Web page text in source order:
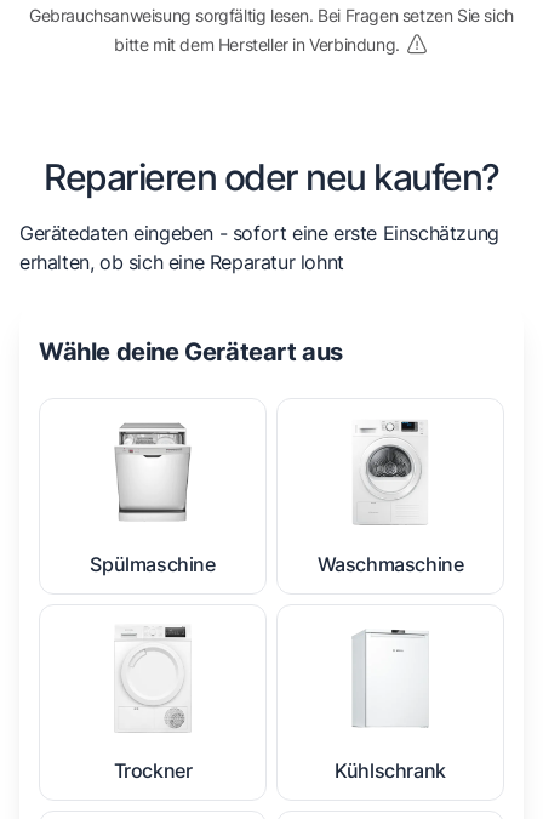
Gebrauchsanweisung sorgfältig lesen. Bei Fragen setzen Sie sich
bitte mit dem Hersteller in Verbindung.
Reparieren oder neu kaufen?
Gerätedaten eingeben - sofort eine erste Einschätzung
erhalten, ob sich eine Reparatur lohnt
Wähle deine Geräteart aus
Spülmaschine Waschmaschine
Trockner Kühlschrank